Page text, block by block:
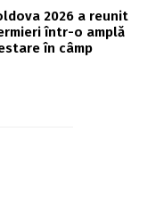
2026 a reunit
într-o amplă
în câmp